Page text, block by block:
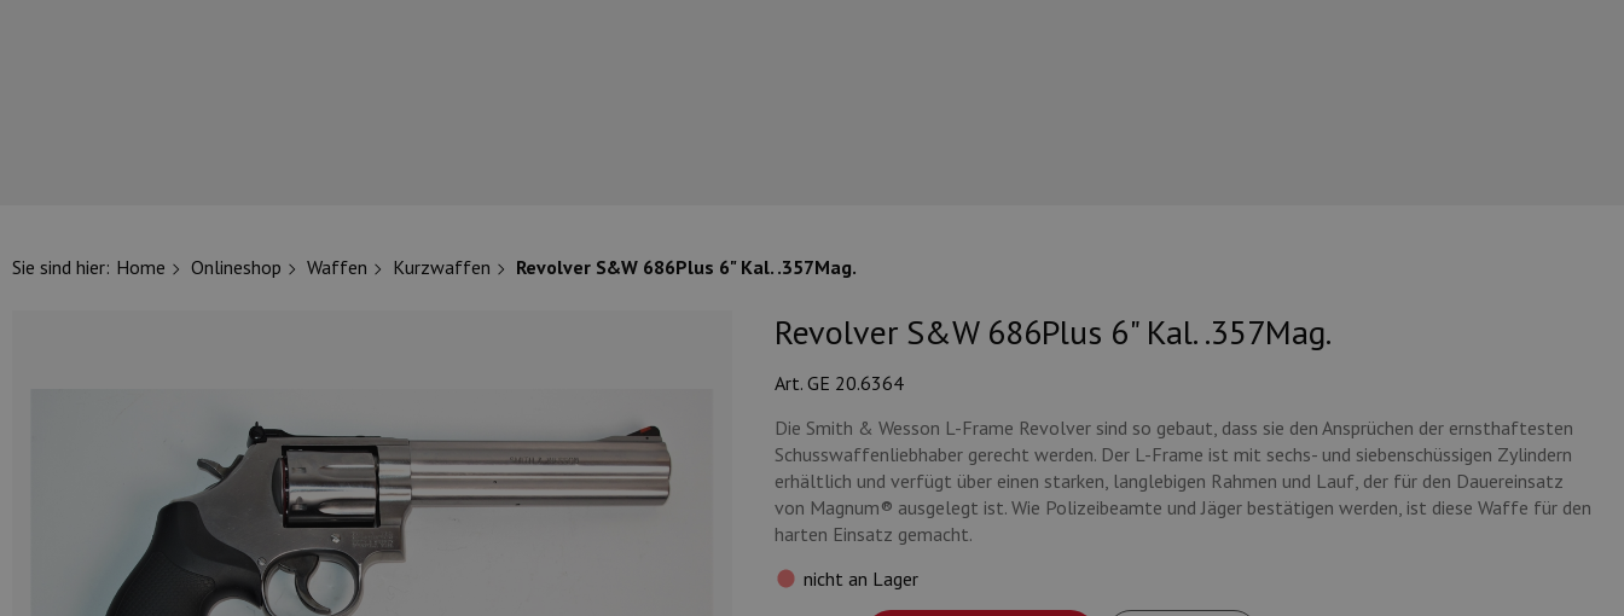
Sie sind hier: Home Onlineshop Waffen Kurzwaffen Revolver S&W 686Plus 6" Kal. .357Mag.
Revolver S&W 686Plus 6" Kal. .357Mag.
Art. GE 20.6364
Die Smith & Wesson L-Frame Revolver sind so gebaut, dass sie den Ansprüchen der ernsthaftesten
Schusswaffenliebhaber gerecht werden. Der L-Frame ist mit sechs- und siebenschüssigen Zylindern
erhältlich und verfügt über einen starken, langlebigen Rahmen und Lauf, der für den Dauereinsatz
von Magnum® ausgelegt ist. Wie Polizeibeamte und Jäger bestätigen werden, ist diese Waffe für den
harten Einsatz gemacht.
nicht an Lager
UNSERE TOP-KATEGORIEN